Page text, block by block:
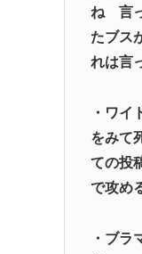
ね 言
たブス
れは言
・ワイ
をみて
ての投
で攻め
・ブ